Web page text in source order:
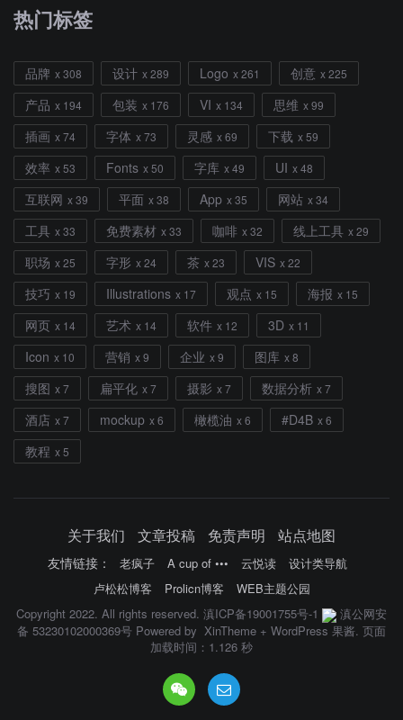
热门标签
品牌 x 308 设计 x 289 Logo x 261 创意 x 225
产品 x 194 包装 x 176 VI x 134 思维 x 99
插画 x 74 字体 x 73 灵感 x 69 下载 x 59
效率 x 53 Fonts x 50 字库 x 49 UI x 48
互联网 x 39 平面 x 38 App x 35 网站 x 34
工具 x 33 免费素材 x 33 咖啡 x 32 线上工具 x 29
职场 x 25 字形 x 24 茶 x 23 VIS x 22
技巧 x 19 Illustrations x 17 观点 x 15 海报 x 15
网页 x 14 艺术 x 14 软件 x 12 3D x 11
Icon x 10 营销 x 9 企业 x 9 图库 x 8
搜图 x 7 扁平化 x 7 摄影 x 7 数据分析 x 7
酒店 x 7 mockup x 6 橄榄油 x 6 #D4B x 6
教程 x 5
关于我们 文章投稿 免责声明 站点地图
友情链接： 老疯子 A cup of ••• 云悦读
设计类导航
卢松松博客
Prolicn博客
WEB主题公园
Copyright 2022. All rights reserved. 滇ICP备19001755号-1
滇公网安
备 53230102000369号 Powered by XinTheme + WordPress 果酱. 页面
加载时间：1.126 秒